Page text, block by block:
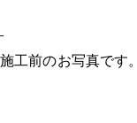
施工前のお写真です。